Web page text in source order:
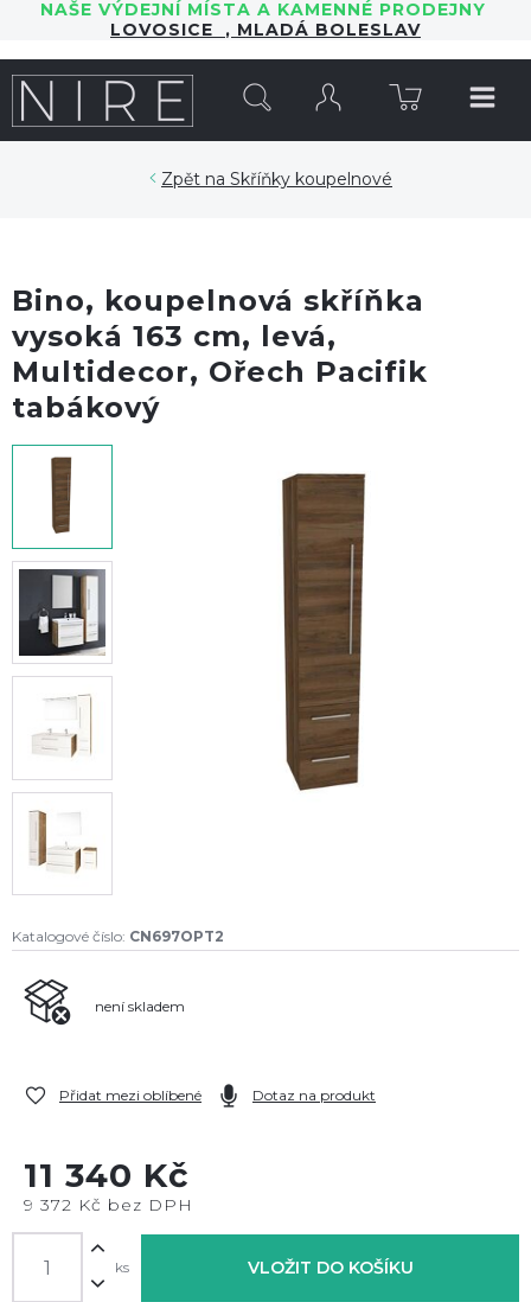
NAŠE VÝDEJNÍ MÍSTA A KAMENNÉ PRODEJNY
LOVOSICE , MLADÁ BOLESLAV
Skříňky koupelnové
Bino, koupelnová skříňka
vysoká 163 cm, levá,
Multidecor, Ořech Pacifik
tabákový
Katalogové číslo: CN697OPT2
není skladem
Přidat mezi oblíbené Dotaz na produkt
11 340 Kč
9 372 Kč bez DPH
ks VLOŽIT DO KOŠÍKU